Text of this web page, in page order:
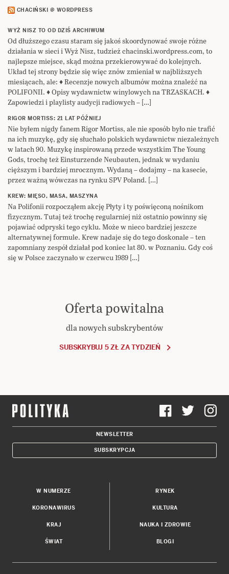
CHACIŃSKI @ WORDPRESS
WYŻ NISZ TO OD DZIŚ ARCHIWUM
Od dłuższego czasu staram się jakoś skoordynować swoje różne
działania w sieci i Wyż Nisz, tudzież chacinski.wordpress.com, to
najlepsze miejsce, skąd można przekierowywać do kolejnych.
Układ tej strony będzie się więc znów zmieniał w najbliższych
miesiącach, ale: ♦ Recenzje nowych albumów można znaleźć na
POLIFONII. ♦ Opisy wydawnictw winylowych na TRZASKACH. ♦
Zapowiedzi i playlisty audycji radiowych – […]
RIGOR MORTISS: 21 LAT PÓŹNIEJ
Nie byłem nigdy fanem Rigor Mortiss, ale nie sposób było nie trafić
na ich muzykę, gdy się słuchało polskich wydawnictw niezależnych
w latach 90. Muzykę inspirowaną przede wszystkim The Young
Gods, trochę też Einsturzende Neubauten, jednak w wydaniu
cięższym i bardziej mrocznym. Wydaną – dodajmy – na kasecie,
przez ważną wówczas na rynku SPV Poland. […]
KREW: MIĘSO, MASA, MASZYNA
Na Polifonii rozpocząłem akcję Płyty i ty poświęconą nośnikom
fizycznym. Tutaj też trochę regularniej niż ostatnio powinny się
pojawiać odpryski tego cyklu. Może w nieco bardziej jeszcze
alternatywnej formule. Krew nadaje się do tego doskonale – ten
zapomniany zespół działał pod koniec lat 80. w Poznaniu. Gdy coś
się w Polsce zaczynało w czerwcu 1989 […]
Oferta powitalna
dla nowych subskrybentów
SUBSKRYBUJ 5 ZŁ ZA TYDZIEŃ
NEWSLETTER
SUBSKRYPCJA
W NUMERZE
KORONAWIRUS
KRAJ
ŚWIAT
RYNEK
KULTURA
NAUKA I ZDROWIE
BLOGI